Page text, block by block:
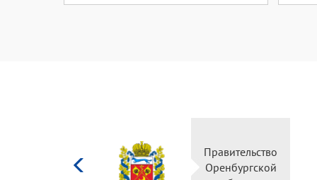
Правительство
Оренбургской